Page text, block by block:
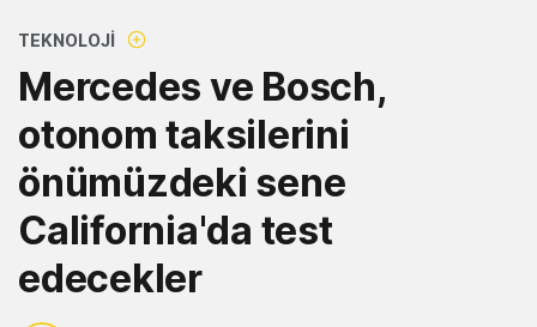
TEKNOLOJI
Mercedes ve Bosch,
otonom taksilerini
önümüzdeki sene
California'da test
edecekler